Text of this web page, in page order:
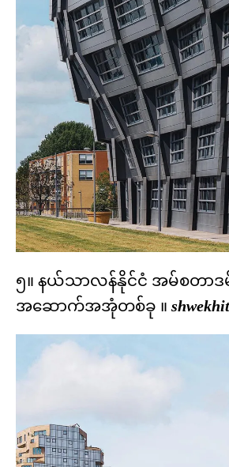
၅။ နယ်သာလန်နိုင်ငံ အမ်စတာ
အဆောက်အအုံတစ်ခု ။